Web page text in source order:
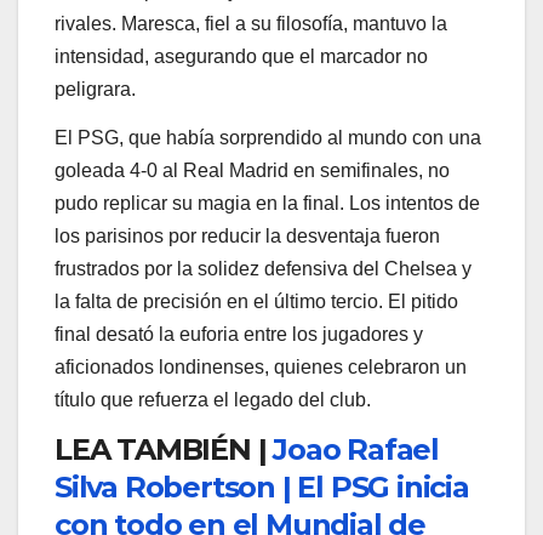
rivales. Maresca, fiel a su filosofía, mantuvo la
intensidad, asegurando que el marcador no
peligrara.
El PSG, que había sorprendido al mundo con una
goleada 4-0 al Real Madrid en semifinales, no
pudo replicar su magia en la final. Los intentos de
los parisinos por reducir la desventaja fueron
frustrados por la solidez defensiva del Chelsea y
la falta de precisión en el último tercio. El pitido
final desató la euforia entre los jugadores y
aficionados londinenses, quienes celebraron un
título que refuerza el legado del club.
LEA TAMBIÉN |Joao Rafael
Silva Robertson | El PSG inicia
con todo en el Mundial de